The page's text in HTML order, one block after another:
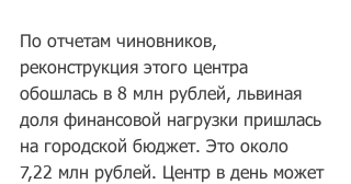
По отчетам чиновников,
реконструкция этого центра
обошлась в 8 млн рублей, львиная
доля финансовой нагрузки пришлась
на городской бюджет. Это около
7,22 млн рублей. Центр в день может